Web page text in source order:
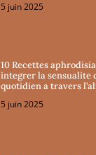
5 juin 2025
10 Recettes
integrer la sensualite
quotidien a travers
5 juin 2025